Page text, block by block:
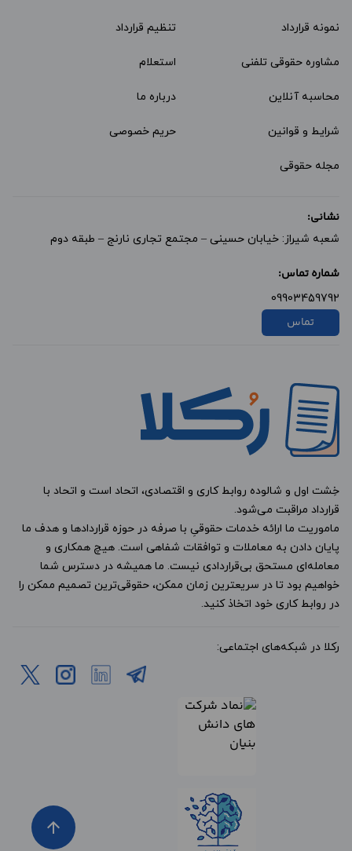
نمونه قرارداد‌ تنظیم قرارداد
مشاوره حقوقی تلفنی استعلام
محاسبه آنلاین درباره ما
شرایط و قوانین حریم خصوصی
مجله حقوقی
نشانی:
شعبه شیراز: خیابان حسینی – مجتمع تجاری نارنج – طبقه دوم
شماره تماس:
09903459792
تماس
خِشت اول و شالوده روابط کاری و اقتصادی، اتحاد است و اتحاد با
قرارداد مراقبت می‌شود.
ماموریت ما ارائه خدمات حقوقیِ با صرفه در حوزه قراردادها و هدف ما
پایان دادن به معاملات و توافقات شفاهی است. هیچ همکاری و
معامله‌ای مستحق بی‌قراردادی نیست. ما همیشه در دسترس شما
خواهیم بود تا در سریعترین زمان ممکن، حقوقی‌ترین تصمیم ممکن را
در روابط کاری خود اتخاذ کنید.
رکلا در شبکه‌های اجتماعی:
arrow_upward